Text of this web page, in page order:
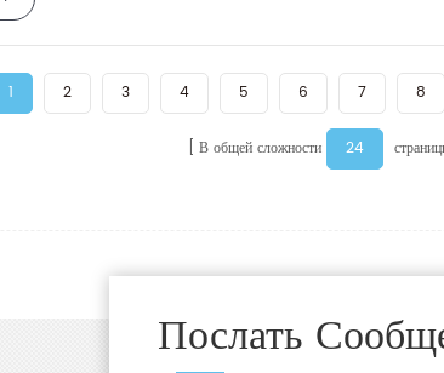
1 2 3 4 5 6 7 8
В общей сложности 24
Послать